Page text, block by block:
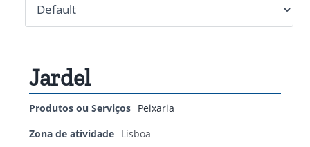
Jardel
Produtos ou Serviços Peixaria
Zona de atividade Lisboa